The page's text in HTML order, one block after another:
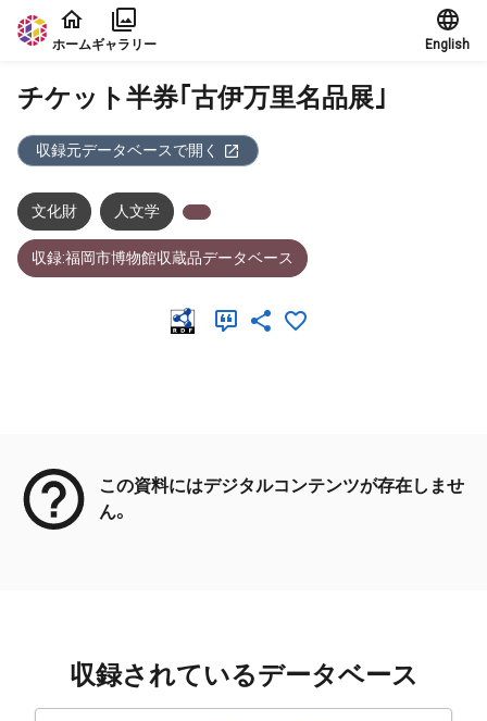
本文に飛ぶ
ホームギャラリー English
チケット半券｢古伊万里名品展｣
収録元データベースで開く
文化財 人文学
収録:福岡市博物館収蔵品データベース
この資料にはデジタルコンテンツが存在しませ
ん。
収録されているデータベース